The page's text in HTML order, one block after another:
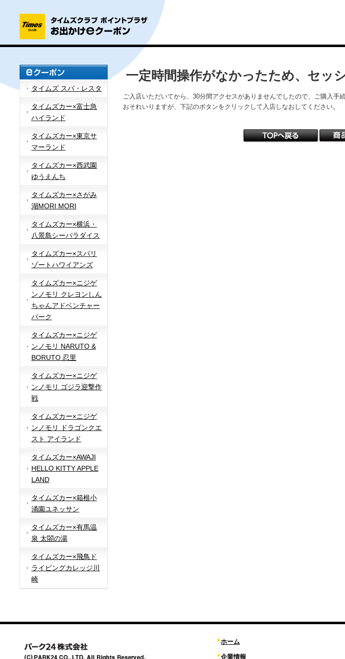
タイムズ スパ・レスタ
タイムズカー×富士急
ハイランド
タイムズカー×東京サ
マーランド
タイムズカー×西武園
ゆうえんち
タイムズカー×さがみ
湖MORI MORI
タイムズカー×横浜・
八景島シーパラダイス
タイムズカー×スパリ
ゾートハワイアンズ
タイムズカー×ニジゲ
ンノモリ クレヨンしん
ちゃんアドベンチャー
パーク
タイムズカー×ニジゲ
ンノモリ NARUTO &
BORUTO 忍里
タイムズカー×ニジゲ
ンノモリ ゴジラ迎撃作
戦
タイムズカー×ニジゲ
ンノモリ ドラゴンクエ
スト アイランド
タイムズカー×AWAJI
HELLO KITTY APPLE
LAND
タイムズカー×箱根小
涌園ユネッサン
タイムズカー×有馬温
泉 太閤の湯
タイムズカー×飛鳥ド
ライビングカレッジ川
崎
一定時間操作がなかったため、セッ
ご入店いただいてから、30分間アクセスがありませんでしたので、ご購入手
おそれいりますが、下記のボタンをクリックして入店しなおしてください。
ホーム
企業情報